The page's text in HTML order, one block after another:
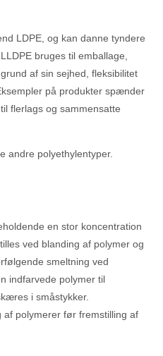
LDPE, og kan danne tyndere
bruges til emballage,
af sin sejhed, fleksibilitet
på produkter spænder
flerlags og sammensatte
andre polyethylentyper.
en stor koncentration
ved blanding af polymer og
smeltning ved
indfarvede polymer til
i småstykker.
af polymerer før fremstilling af